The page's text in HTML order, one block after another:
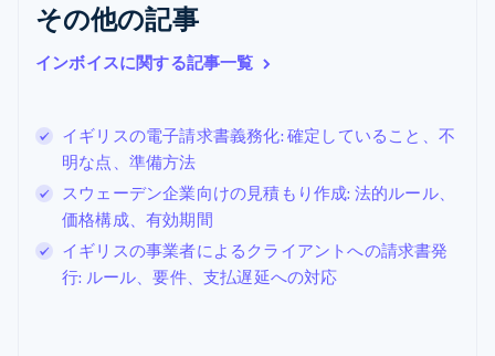
その他の記事
インボイスに関する記事一覧
イギリスの電子請求書義務化: 確定していること、不
明な点、準備方法
スウェーデン企業向けの見積もり作成: 法的ルール、
価格構成、有効期間
イギリスの事業者によるクライアントへの請求書発
行: ルール、要件、支払遅延への対応
EnglishItaliano
ジブラルタル
English
シンガポール
スイス
DeutschFrançais ItalianoEnglish
スウェーデン
SvenskaEnglish
スペイン
Español English
スロバキア
English